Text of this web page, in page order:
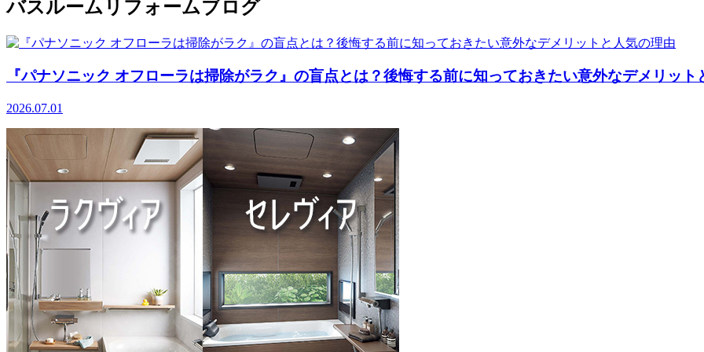
バスルームリフォームブログ
『パナソニック オフローラは掃除がラク』の盲点とは？後悔する前に知っておきたい意外なデメリット
2026.07.01